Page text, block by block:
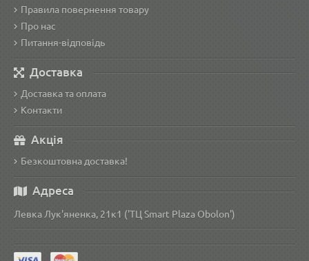
Правила повернення товару
Про нас
Питання-відповідь
Доставка
Доставка та оплата
Контакти
Акція
Безкоштовна доставка!
Адреса
Левка Лук'яненка, 21к1 ('ТЦ Smart Plaza Obolon')